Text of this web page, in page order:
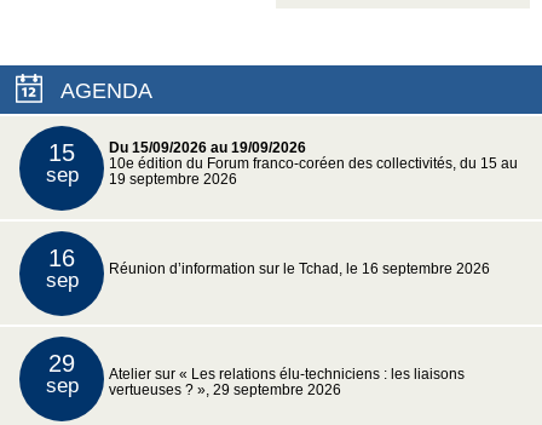
AGENDA
15
sep
Du 15/09/2026 au 19/09/2026
10e édition du Forum franco-coréen des collectivités, du 15 au
19 septembre 2026
16
sep Réunion d’information sur le Tchad, le 16 septembre 2026
29
sep
Atelier sur « Les relations élu-techniciens : les liaisons
vertueuses ? », 29 septembre 2026